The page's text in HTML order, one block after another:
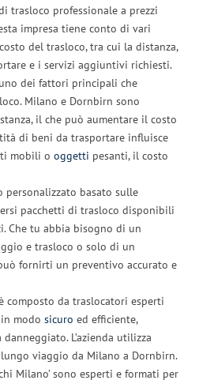
trasloco professionale a prezzi
impresa tiene conto di vari
del trasloco, tra cui la distanza,
e i servizi aggiuntivi richiesti.
dei fattori principali che
Milano e Dornbirn sono
il che può aumentare il costo
di beni da trasportare influisce
mobili o oggetti pesanti, il costo
personalizzato basato sulle
pacchetti di trasloco disponibili
Che tu abbia bisogno di un
e trasloco o solo di un
fornirti un preventivo accurato e
composto da traslocatori esperti
modo sicuro ed efficiente,
L’azienda utilizza
viaggio da Milano a Dornbirn.
Milano’ sono esperti e formati per